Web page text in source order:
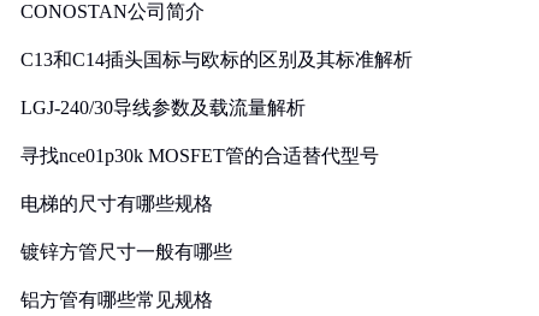
CONOSTAN公司简介
C13和C14插头国标与欧标的区别及其标准解析
LGJ-240/30导线参数及载流量解析
寻找nce01p30k MOSFET管的合适替代型号
电梯的尺寸有哪些规格
镀锌方管尺寸一般有哪些
铝方管有哪些常见规格